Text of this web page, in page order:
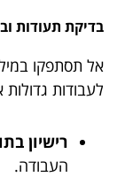
בדיקת תעודות
אל תסתפקו
לעבודות גדולות
רישיון
העבודה.